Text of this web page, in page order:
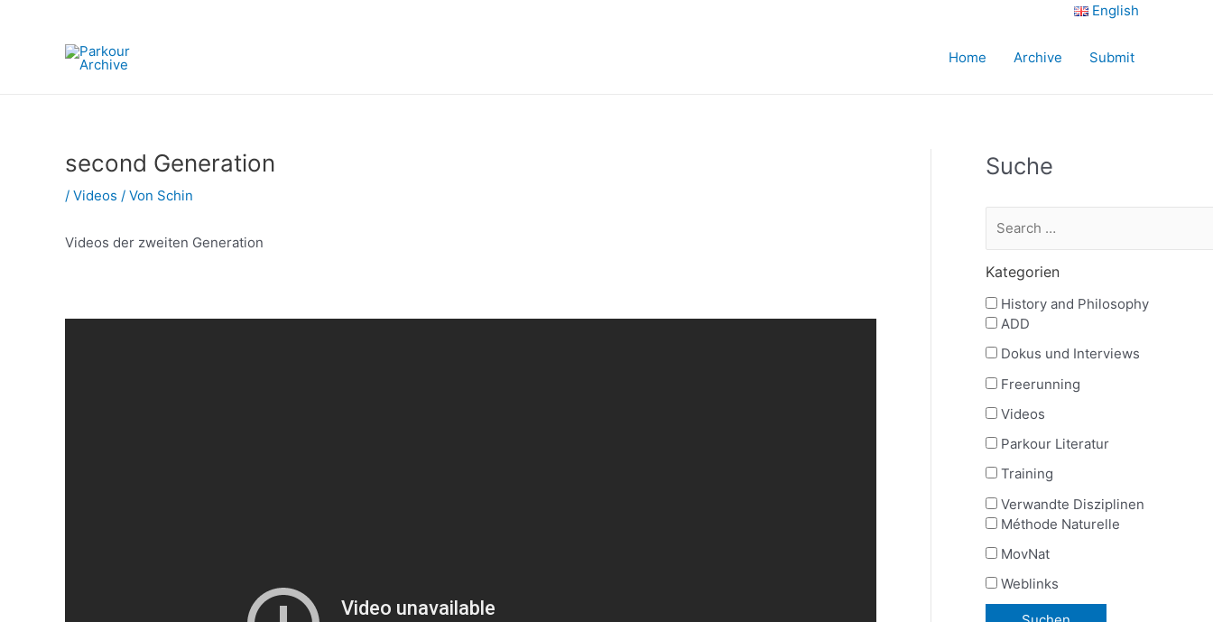
English
Home Archive Submit
second Generation
/ Videos / Von Schin
Videos der zweiten Generation
Suche
Kategorien
History and Philosophy
ADD
Dokus und Interviews
Freerunning
Videos
Parkour Literatur
Training
Verwandte Disziplinen
Méthode Naturelle
MovNat
Weblinks